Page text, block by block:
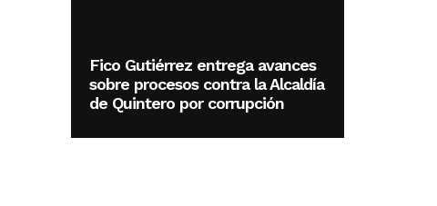
Fico Gutiérrez entrega avances
sobre procesos contra la Alcaldía
de Quintero por corrupción